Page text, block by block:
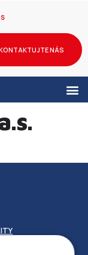
NÁS